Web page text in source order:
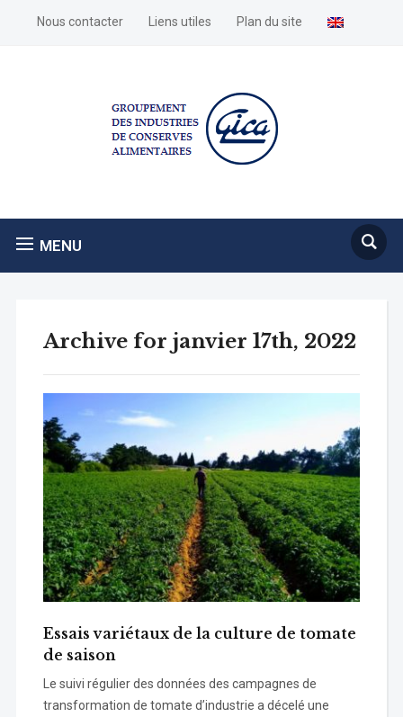
Nous contacter Liens utiles Plan du site
MENU
Archive for janvier 17th, 2022
Essais variétaux de la culture de tomate
de saison
Le suivi régulier des données des campagnes de
transformation de tomate d’industrie a décelé une